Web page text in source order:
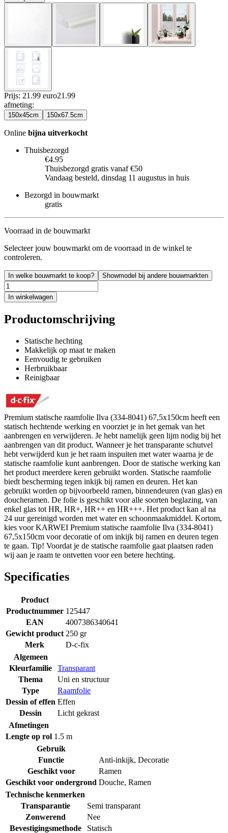
Prijs: 21.99 euro21 .99
afmeting:
150x45cm 150x67.5cm
Online bijna uitverkocht
Thuisbezorgd
€4.95
Thuisbezorgd gratis vanaf €50
Vandaag besteld, dinsdag 11 augustus in huis
Bezorgd in bouwmarkt
gratis
Voorraad in de bouwmarkt
Selecteer jouw bouwmarkt om de voorraad in de winkel te
controleren.
In welke bouwmarkt te koop? Showmodel bij andere bouwmarkten
In winkelwagen
Productomschrijving
Statische hechting
Makkelijk op maat te maken
Eenvoudig te gebruiken
Herbruikbaar
Reinigbaar
Premium statische raamfolie Ilva (334-8041) 67,5x150cm heeft een
statisch hechtende werking en voorziet je in het gemak van het
aanbrengen en verwijderen. Je hebt namelijk geen lijm nodig bij het
aanbrengen van dit product. Wanneer je het transparante schutvel
hebt verwijderd kun je het raam inspuiten met water waarna je de
statische raamfolie kunt aanbrengen. Door de statische werking kan
het product meerdere keren gebruikt worden. Statische raamfolie
biedt bescherming tegen inkijk bij ramen en deuren. Het kan
gebruikt worden op bijvoorbeeld ramen, binnendeuren (van glas) en
doucheramen. De folie is geschikt voor alle soorten beglazing, van
enkel glas tot HR, HR+, HR++ en HR+++. Het product kan al na
24 uur gereinigd worden met water en schoonmaakmiddel. Kortom,
kies voor KARWEI Premium statische raamfolie Ilva (334-8041)
67,5x150cm voor decoratie of om inkijk bij ramen en deuren tegen
te gaan. Tip! Voordat je de statische raamfolie gaat plaatsen raden
wij aan je raam te ontvetten voor een betere hechting.
Specificaties
Product
Productnummer 125447
EAN
4007386340641
Gewicht product 250 gr
Merk
D-c-fix
Algemeen
Kleurfamilie
Transparant
Thema
Uni en structuur
Type
Raamfolie
Dessin of effen Effen
Dessin
Licht gekrast
Afmetingen
Lengte op rol 1.5 m
Gebruik
Functie
Anti-inkijk, Decoratie
Geschikt voor
Ramen
Geschikt voor ondergrond Douche, Ramen
Technische kenmerken
Transparantie
Semi transparant
Zonwerend
Nee
Bevestigingsmethode
Statisch